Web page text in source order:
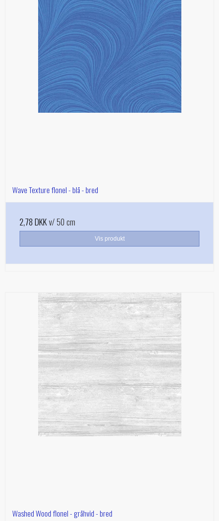
Wave Texture flonel - blå - bred
2,78 DKKv/ 50 cm
Vis produkt
Washed Wood flonel - gråhvid - bred